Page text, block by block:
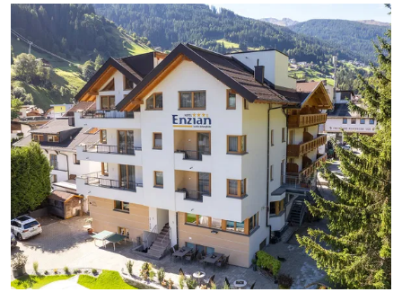
Doppelzimmer Klassik
2 Erwachsene